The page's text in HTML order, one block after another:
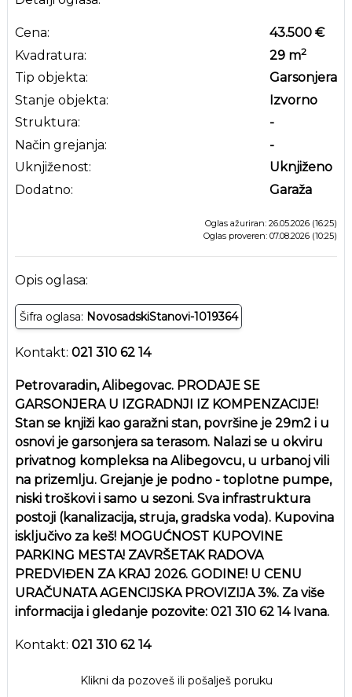
Cena:
Kvadratura:
Tip objekta:
Stanje objekta:
Struktura:
Način grejanja:
Uknjiženost:
Dodatno:
43.500 €
29 m2
Garsonjera
Izvorno
-
-
Uknjiženo
Garaža
Oglas ažuriran: 26.05.2026 (16:25)
Oglas proveren: 07.08.2026 (10:25)
Opis oglasa:
Šifra oglasa: NovosadskiStanovi-1019364
Kontakt: 021 310 62 14
Petrovaradin, Alibegovac. PRODAJE SE
GARSONJERA U IZGRADNJI IZ KOMPENZACIJE!
Stan se knjiži kao garažni stan, površine je 29m2 i u
osnovi je garsonjera sa terasom. Nalazi se u okviru
privatnog kompleksa na Alibegovcu, u urbanoj vili
na prizemlju. Grejanje je podno - toplotne pumpe,
niski troškovi i samo u sezoni. Sva infrastruktura
postoji (kanalizacija, struja, gradska voda). Kupovina
isključivo za keš! MOGUĆNOST KUPOVINE
PARKING MESTA! ZAVRŠETAK RADOVA
PREDVIĐEN ZA KRAJ 2026. GODINE! U CENU
URAČUNATA AGENCIJSKA PROVIZIJA 3%. Za više
informacija i gledanje pozovite: 021 310 62 14 Ivana.
Kontakt: 021 310 62 14
Klikni da pozoveš ili pošalješ poruku